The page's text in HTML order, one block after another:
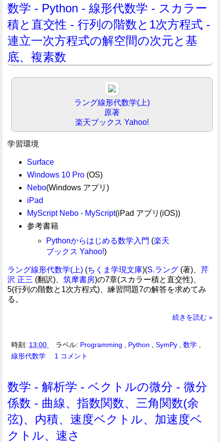
数学 - Python - 線形代数学 - スカラー
積と直交性 - 行列の階数と1次方程式 -
連立一次方程式の解空間の次元と基
底、複素数
ラング線形代数学(上)
原著
楽天ブックス Yahoo!
学習環境
Surface
Windows 10 Pro(OS)
Nebo(Windows アプリ)
iPad
MyScript Nebo - MyScript(iPad アプリ(iOS))
参考書籍
Pythonからはじめる数学入門 (楽天
ブックス Yahoo!)
ラング線形代数学(上) (ちくま学現文庫)(S.ラング (著)、 芹
沢 正三 (翻訳)、 筑摩書房)の7章(スカラー積と直交性)、
5(行列の階数と1次方程式)、練習問題7の解答を求めてみ
る。
続きを読む »
時刻: 13:00 ラベル: Programming Python ,SymPy ,数学
線形代数学
1 コメント
数学 - 解析学 - ベクトルの微分 - 微分
係数 - 曲線、指数関数、三角関数(余
弦)、内積、速度ベクトル、加速度ベ
クトル、速さ